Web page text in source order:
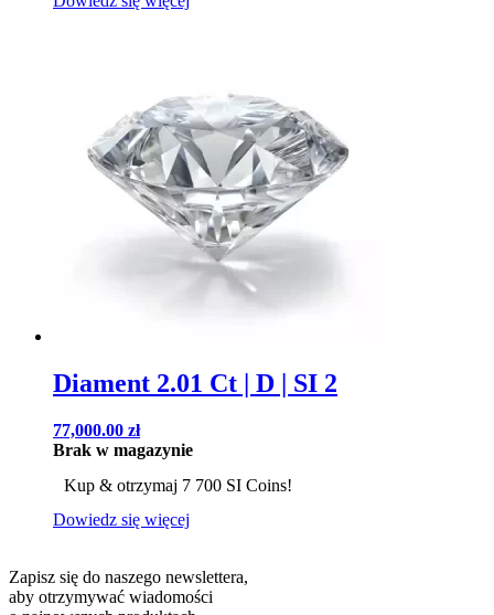
Diament 2.01 Ct | D | SI 2
77,000.00 zł
Brak w magazynie
Kup & otrzymaj 7 700 SI Coins!
Dowiedz się więcej
Zapisz się do naszego newslettera,
aby otrzymywać wiadomości